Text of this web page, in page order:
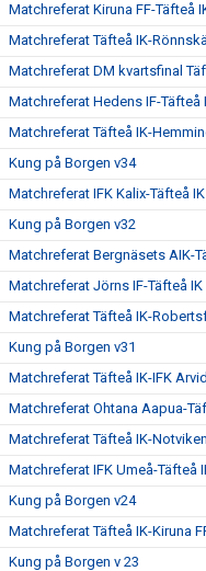
Matchreferat Kiruna FF-Täfteå
Matchreferat Täfteå IK-
Matchreferat DM kvartsfinal
Matchreferat Hedens IF-Täfteå
Matchreferat Täfteå IK-
Kung på Borgen v34
Matchreferat IFK Kalix-Täfteå IK
Kung på Borgen v32
Matchreferat Bergnäsets AIK-
Matchreferat Jörns IF-Täfteå IK
Matchreferat Täfteå IK-
Kung på Borgen v31
Matchreferat Täfteå IK-IFK
Matchreferat Ohtana Aapua-
Matchreferat Täfteå IK-
Matchreferat IFK Umeå-Täfteå
Kung på Borgen v24
Matchreferat Täfteå IK-Kiruna
Kung på Borgen v 23